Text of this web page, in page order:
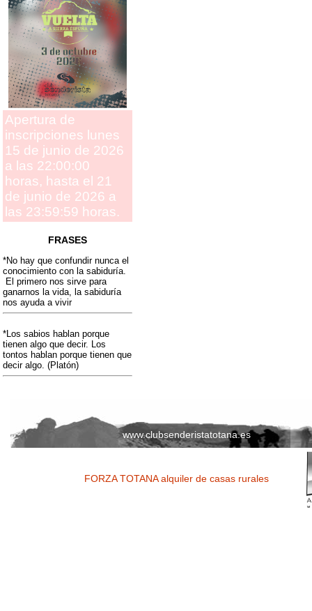
Apertura de
inscripciones lunes
15 de junio de 2026
a las 22:00:00
horas, hasta el 21
de junio de 2026 a
las 23:59:59 horas.
FRASES
*No hay que confundir nunca el
conocimiento con la sabiduría.
El primero nos sirve para
ganarnos la vida, la sabiduría
nos ayuda a vivir
*Los sabios hablan porque
tienen algo que decir. Los
tontos hablan porque tienen que
decir algo. (Platón)
www.clubsenderistatotana.es
FORZA TOTANA alquiler de casas rurales